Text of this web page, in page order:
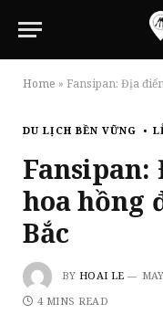
Home » Fansipan: Địa
DU LỊCH BỀN VỮNG
hoa hồng
Bắc
BY HOAI LE
4 MINS READ